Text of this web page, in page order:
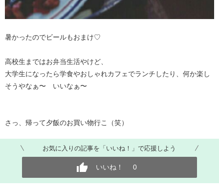
暑かったのでビールもおまけ♡
高校生まではお弁当生活やけど、
大学生になったら学食やおしゃれカフェでランチしたり、何か楽し
そうやなぁ〜 いいなぁ〜
さっ、帰って夕飯のお買い物行こ（笑）
お気に入りの記事を「いいね！」で応援しよう
いいね！ 0